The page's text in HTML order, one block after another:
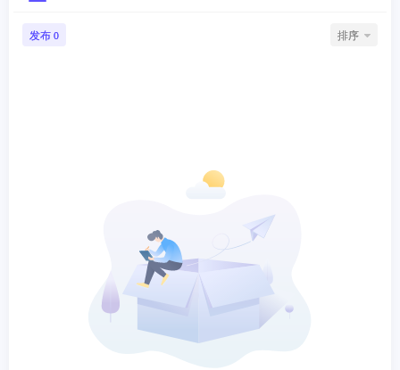
发布 0 排序